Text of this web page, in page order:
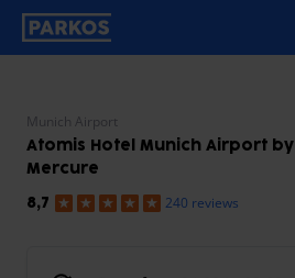
primary-navigation-label
Munich Airport
Atomis Hotel Munich Airport by
Mercure
8,7 240 reviews